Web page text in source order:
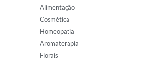
Alimentação
Cosmética
Homeopatia
Aromaterapia
Florais